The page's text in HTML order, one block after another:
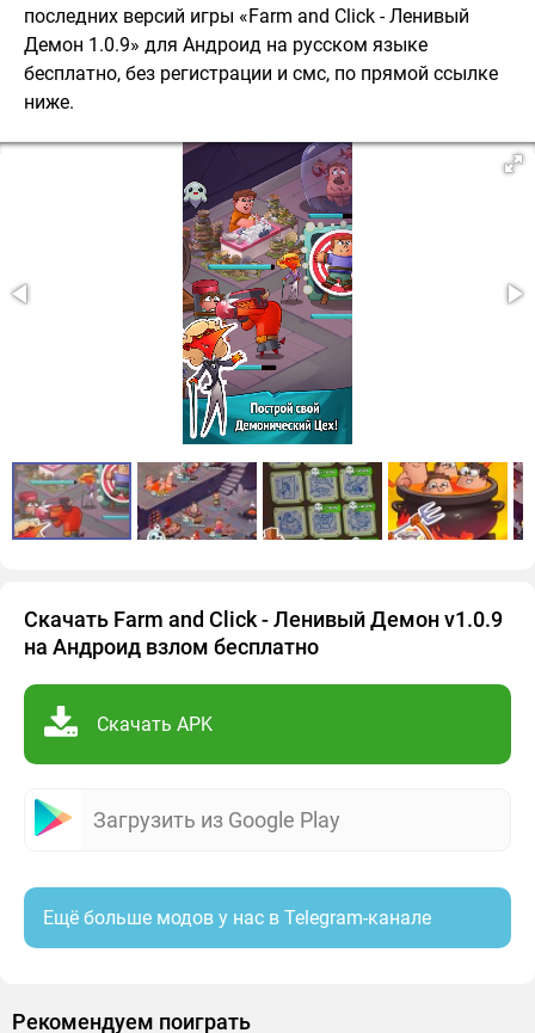
последних версий игры «Farm and Click - Ленивый
Демон 1.0.9» для Андроид на русском языке
бесплатно, без регистрации и смс, по прямой ссылке
ниже.
Скачать Farm and Click - Ленивый Демон v1.0.9
на Андроид взлом бесплатно
Скачать APK
Загрузить из Google Play
Ещё больше модов у нас в Telegram-канале
Рекомендуем поиграть